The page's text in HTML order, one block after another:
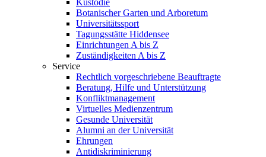
Kustodie
Botanischer Garten und Arboretum
Universitätssport
Tagungsstätte Hiddensee
Einrichtungen A bis Z
Zuständigkeiten A bis Z
Service
Rechtlich vorgeschriebene Beauftragte
Beratung, Hilfe und Unterstützung
Konfliktmanagement
Virtuelles Medienzentrum
Gesunde Universität
Alumni an der Universität
Ehrungen
Antidiskriminierung